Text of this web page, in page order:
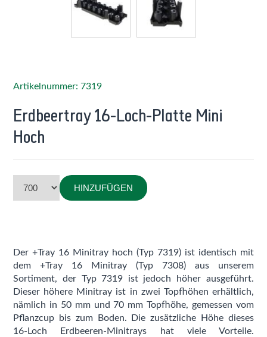
Artikelnummer: 7319
Erdbeertray 16-Loch-Platte Mini
Hoch
HINZUFÜGEN
Der +Tray 16 Minitray hoch (Typ 7319) ist identisch mit
dem+Tray 16 Minitray (Typ 7308)aus unserem
Sortiment, der Typ 7319 ist jedoch höher ausgeführt.
Dieser höhere Minitray ist in zwei Topfhöhen erhältlich,
nämlich in 50 mm und 70 mm Topfhöhe, gemessen vom
Pflanzcup bis zum Boden. Die zusätzliche Höhe dieses
16-Loch Erdbeeren-Minitrays hat viele Vorteile.